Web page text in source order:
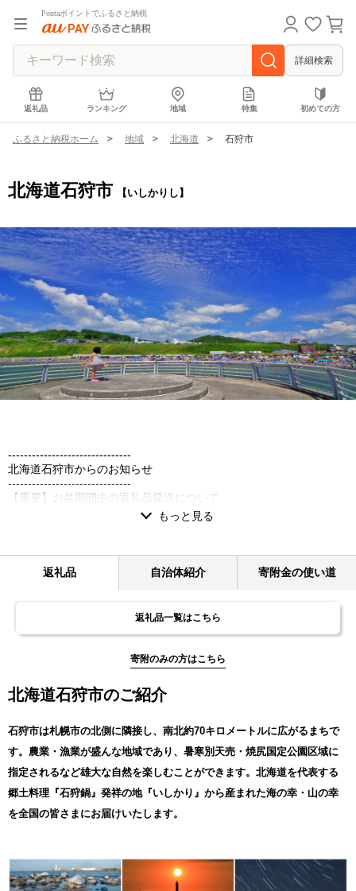
Pontaポイントでふるさと納税
詳細検索
返礼品 ランキング 地域 特集 初めての方
ふるさと納税ホーム 地域 北海道 石狩市
北海道石狩市 【いしかりし】
-------------------------------
北海道石狩市からのお知らせ
-------------------------------
【重要】お盆期間中の返礼品発送について
お盆期間中の返礼品発送につきまして、下記のとおりご案内いたし
■ 発送を控えさせていただく期間
2026年8月8日（土）～8月16日（日）
※発送は8月17日（月）以降、順次再開いたします。
-------------------------------
なお、寄附のお申し込みは、お盆期間中も通常どおり受け付けてお
も発送させていただく場合がございます。
※ご不在等によりお受け取りが難しい場合は、お早めに石狩市ふる
さと納税お問合せセンターまでご連絡ください。
※原則、お盆期間中の発送は控えさせていただきますが、一部の返
礼品につきましては8月8日以降も発送する場合がございます。
-----------------------------------------------------------------------
返礼品 自治体紹介 寄附金の使い道
返礼品一覧はこちら
寄附のみの方はこちら
北海道石狩市のご紹介
石狩市は札幌市の北側に隣接し、南北約70キロメートルに広がるまちで
す。農業・漁業が盛んな地域であり、暑寒別天売・焼尻国定公園区域に
指定されるなど雄大な自然を楽しむことができます。北海道を代表する
郷土料理『石狩鍋』発祥の地『いしかり』から産まれた海の幸・山の幸
を全国の皆さまにお届けいたします。